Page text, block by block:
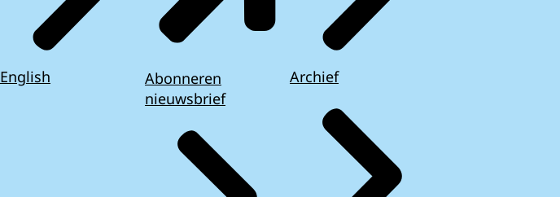
English
Abonneren
nieuwsbrief
Archief